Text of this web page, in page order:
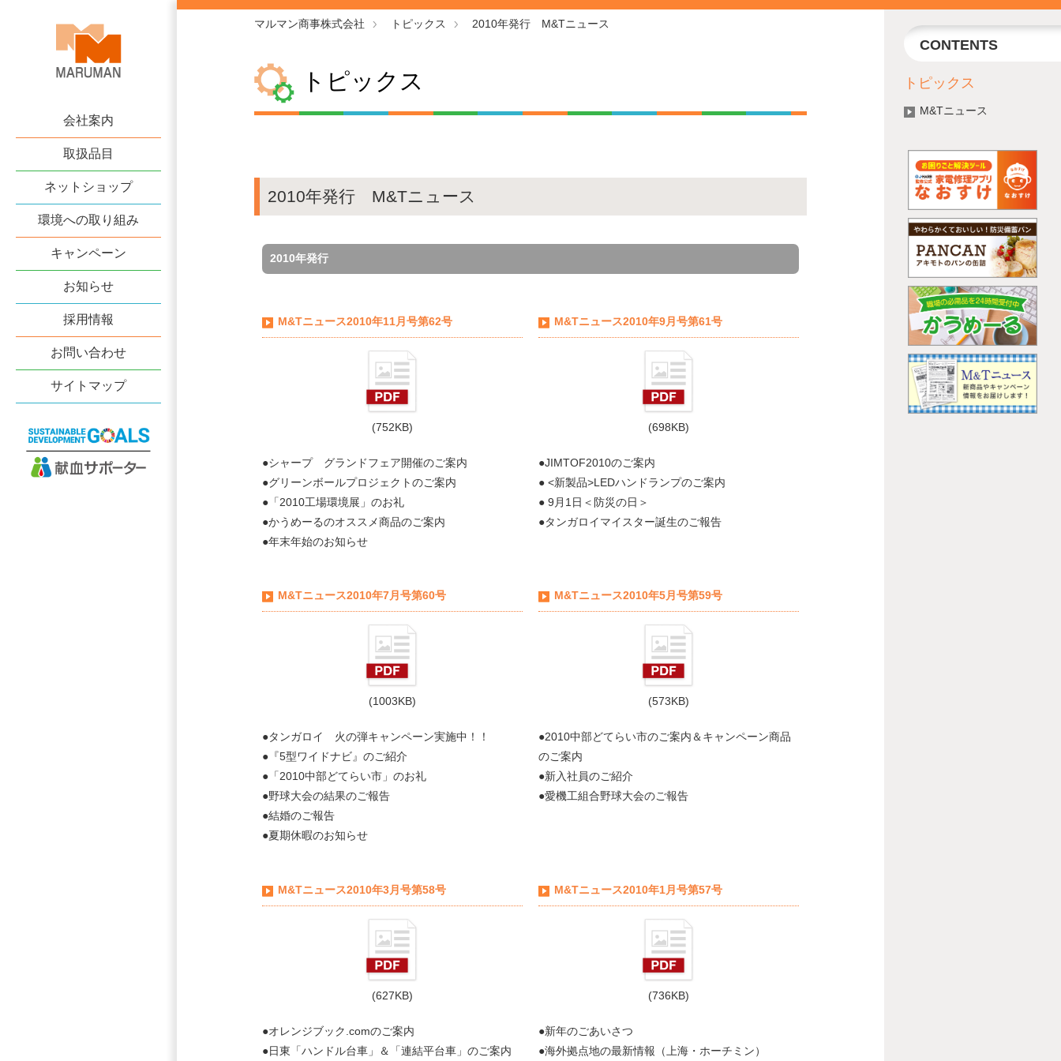
会社案内
取扱品目
ネットショップ
環境への取り組み
キャンペーン
お知らせ
採用情報
お問い合わせ
サイトマップ
マルマン商事株式会社 トピックス 2010年発行 M&Tニュース
トピックス
2010年発行 M&Tニュース
2010年発行
M&Tニュース2010年11月号第62号
(752KB)
●シャープ グランドフェア開催のご案内
●グリーンボールプロジェクトのご案内
●「2010工場環境展」のお礼
●かうめーるのオススメ商品のご案内
●年末年始のお知らせ
M&Tニュース2010年9月号第61号
(698KB)
●JIMTOF2010のご案内
● <新製品>LEDハンドランプのご案内
● 9月1日＜防災の日＞
●タンガロイマイスター誕生のご報告
M&Tニュース2010年7月号第60号
(1003KB)
●タンガロイ 火の弾キャンペーン実施中！！
●『5型ワイドナビ』のご紹介
●「2010中部どてらい市」のお礼
●野球大会の結果のご報告
●結婚のご報告
●夏期休暇のお知らせ
M&Tニュース2010年5月号第59号
(573KB)
●2010中部どてらい市のご案内＆キャンペーン商品
のご案内
●新入社員のご紹介
●愛機工組合野球大会のご報告
M&Tニュース2010年3月号第58号
(627KB)
●オレンジブック.comのご案内
●日東「ハンドル台車」＆「連結平台車」のご案内
M&Tニュース2010年1月号第57号
(736KB)
●新年のごあいさつ
●海外拠点地の最新情報（上海・ホーチミン）
CONTENTS
トピックス
M&Tニュース